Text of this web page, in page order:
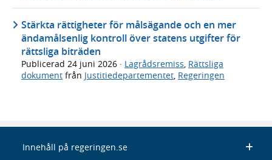
Stärkta rättigheter för målsägande och en mer
ändamålsenlig kontroll över statens utgifter för
rättsliga biträden
Publicerad 24 juni 2026 · Lagrådsremiss Rättsliga
dokument från Justitiedepartementet Regeringen
Innehåll på regeringen.se